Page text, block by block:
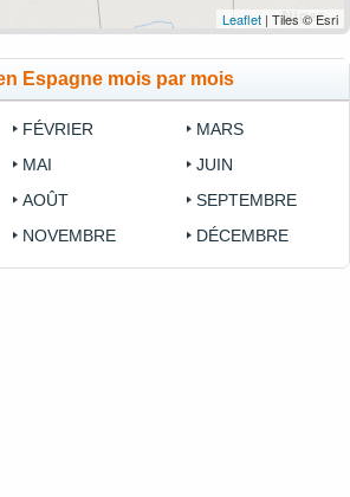
Leaflet | Tiles © Esri
Espagne mois par mois
FÉVRIER
MARS
MAI
JUIN
AOÛT
SEPTEMBRE
NOVEMBRE DÉCEMBRE